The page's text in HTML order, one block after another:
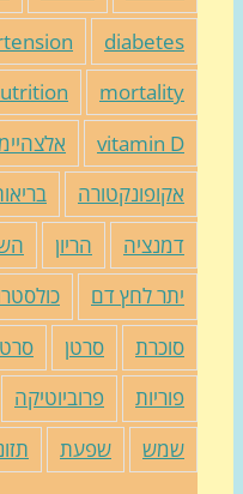
hypertension
nutrition
vitamin
אלצהיימר
בריאות
הריון השמנה
לחץ דם
כולסטרול
סרטן סרטן שד
פרוביוטיקה קפה
שפעת תזונה